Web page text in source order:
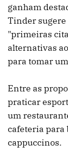
ganham
Tinder sugere
"primeiras
alternativas
para tomar
Entre as
praticar
um
cafeteria para
cappuccinos.